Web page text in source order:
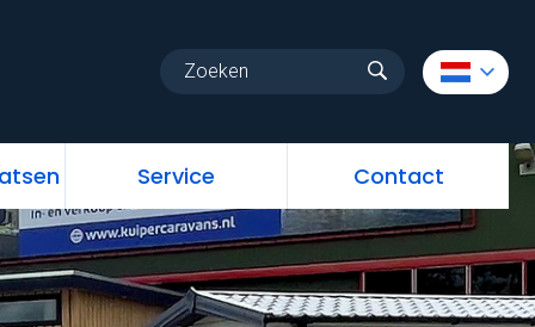
Service Contact
Contact